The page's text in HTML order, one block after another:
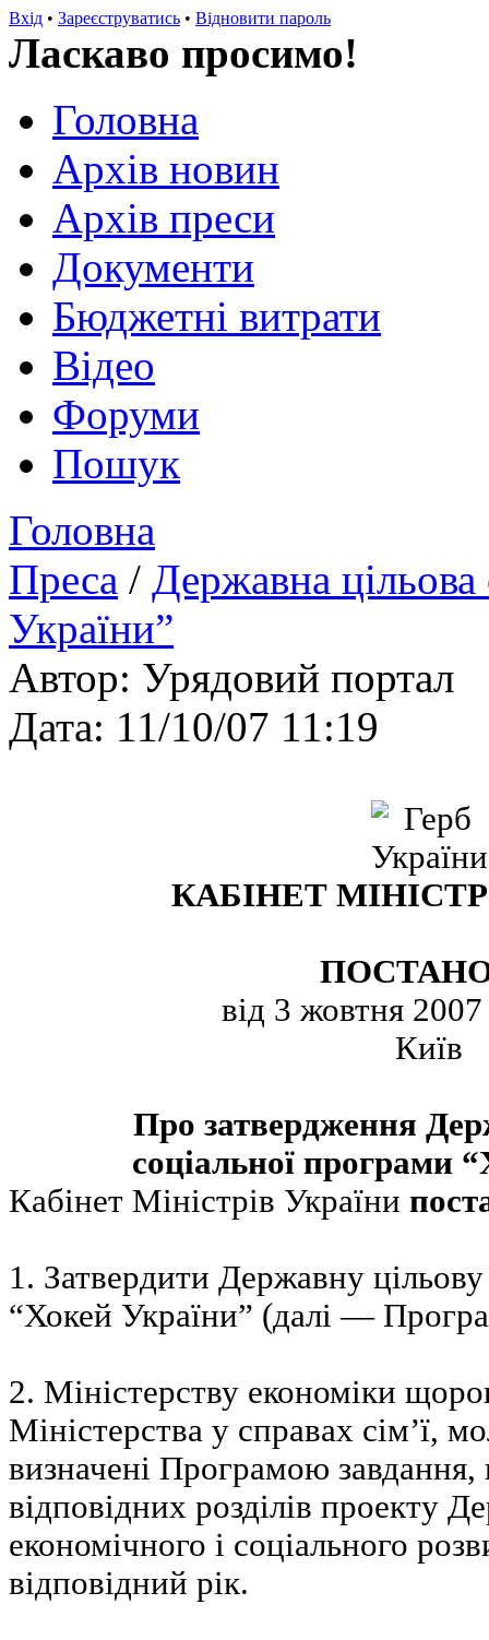
Вхід • Зареєструватись • Відновити пароль
Ласкаво просимо!
Головна
Архів новин
Архів преси
Документи
Бюджетні витрати
Відео
Форуми
Пошук
Головна
Преса / Державна
України”
Автор: Урядовий портал
Дата: 11/10/07 11:19
КАБІНЕТ
від 3 жовтня
Київ
Про затвердження
соціальної програми
Кабінет Міністрів України
1. Затвердити Державну
“Хокей України” (далі —
2. Міністерству економіки
Міністерства у справах сім’ї,
визначені Програмою завдання,
відповідних розділів проекту
економічного і соціального
відповідний рік.